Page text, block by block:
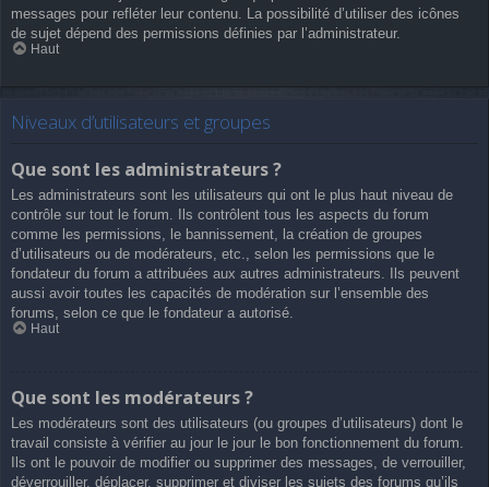
messages pour refléter leur contenu. La possibilité d’utiliser des icônes
de sujet dépend des permissions définies par l’administrateur.
Haut
Niveaux d’utilisateurs et groupes
Que sont les administrateurs ?
Les administrateurs sont les utilisateurs qui ont le plus haut niveau de
contrôle sur tout le forum. Ils contrôlent tous les aspects du forum
comme les permissions, le bannissement, la création de groupes
d’utilisateurs ou de modérateurs, etc., selon les permissions que le
fondateur du forum a attribuées aux autres administrateurs. Ils peuvent
aussi avoir toutes les capacités de modération sur l’ensemble des
forums, selon ce que le fondateur a autorisé.
Haut
Que sont les modérateurs ?
Les modérateurs sont des utilisateurs (ou groupes d’utilisateurs) dont le
travail consiste à vérifier au jour le jour le bon fonctionnement du forum.
Ils ont le pouvoir de modifier ou supprimer des messages, de verrouiller,
déverrouiller, déplacer, supprimer et diviser les sujets des forums qu’ils